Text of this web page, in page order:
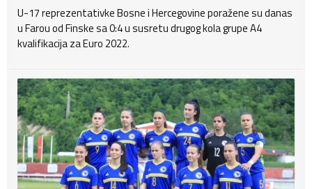
U-17 reprezentativke Bosne i Hercegovine poražene su danas
u Farou od Finske sa 0:4 u susretu drugog kola grupe A4
kvalifikacija za Euro 2022.